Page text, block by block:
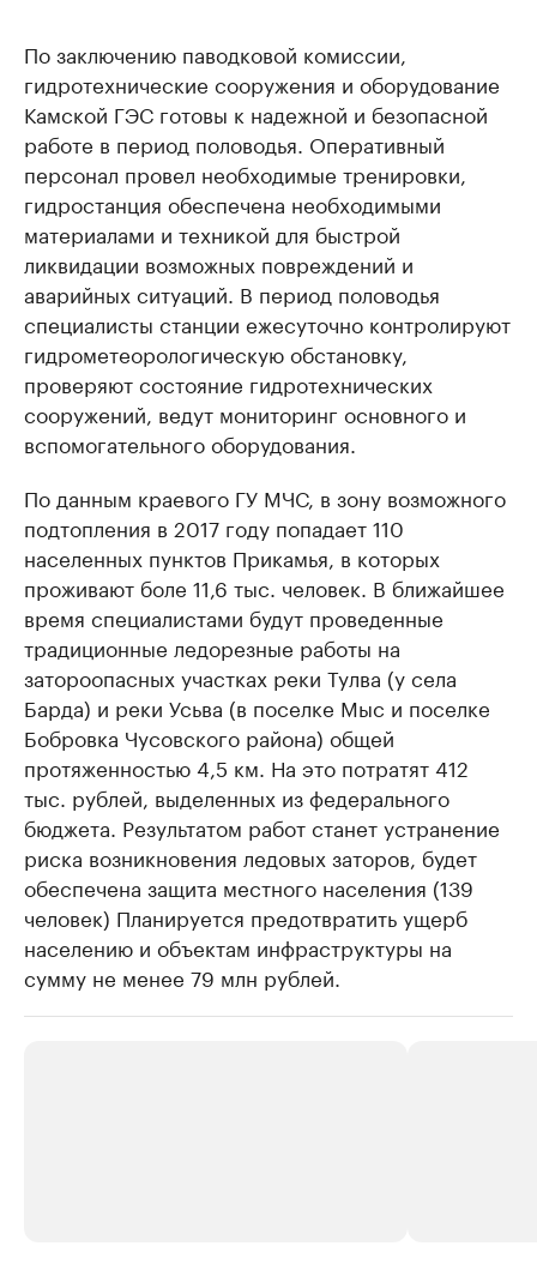
По заключению паводковой комиссии,
гидротехнические сооружения и оборудование
Камской ГЭС готовы к надежной и безопасной
работе в период половодья. Оперативный
персонал провел необходимые тренировки,
гидростанция обеспечена необходимыми
материалами и техникой для быстрой
ликвидации возможных повреждений и
аварийных ситуаций. В период половодья
специалисты станции ежесуточно контролируют
гидрометеорологическую обстановку,
проверяют состояние гидротехнических
сооружений, ведут мониторинг основного и
вспомогательного оборудования.
По данным краевого ГУ МЧС, в зону возможного
подтопления в 2017 году попадает 110
населенных пунктов Прикамья, в которых
проживают боле 11,6 тыс. человек. В ближайшее
время специалистами будут проведенные
традиционные ледорезные работы на
затороопасных участках реки Тулва (у села
Барда) и реки Усьва (в поселке Мыс и поселке
Бобровка Чусовского района) общей
протяженностью 4,5 км. На это потратят 412
тыс. рублей, выделенных из федерального
бюджета. Результатом работ станет устранение
риска возникновения ледовых заторов, будет
обеспечена защита местного населения (139
человек) Планируется предотвратить ущерб
населению и объектам инфраструктуры на
сумму не менее 79 млн рублей.